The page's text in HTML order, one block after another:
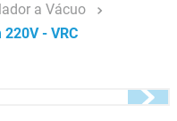
a Vácuo
- VRC